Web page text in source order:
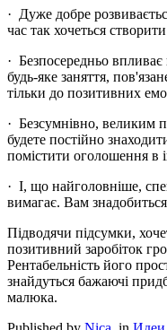
· Дуже добре
час так хочеться
· Безпосередньо
будь-яке заняття,
тільки до позитивних
· Безсумнівно, великим
будете постійно
помістити оголошення в
· І, що найголовніше,
вимагає. Вам
Підводячи підсумки,
позитивний заробіток
Рентабельність його
знайдуться бажаючі
малюка.